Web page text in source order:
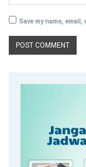
Save my name,